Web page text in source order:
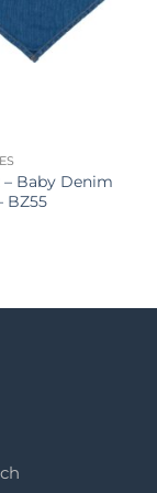
Baby Denim
BZ55